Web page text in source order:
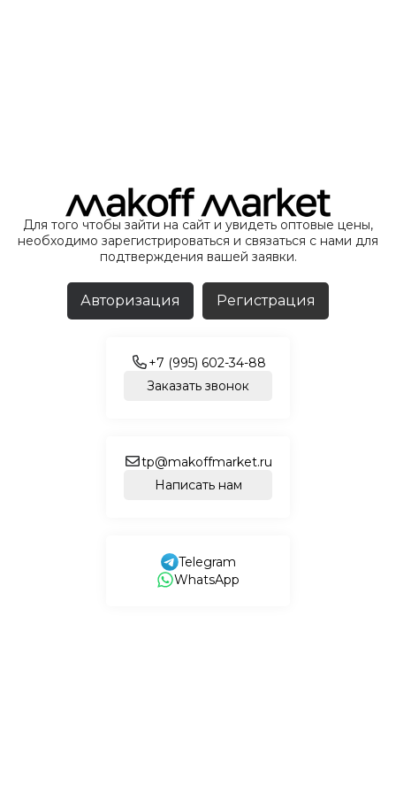
Для того чтобы зайти на сайт и увидеть оптовые цены,
необходимо зарегистрироваться и связаться с нами для
подтверждения вашей заявки.
Авторизация Регистрация
+7 (995) 602-34-88
Заказать звонок
tp@makoffmarket.ru
Написать нам
Telegram
WhatsApp